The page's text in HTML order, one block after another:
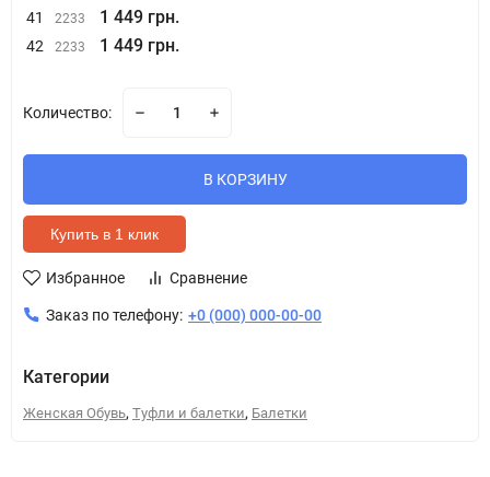
41 2233 1 449 грн.
42 2233 1 449 грн.
Количество:
В КОРЗИНУ
Купить в 1 клик
Избранное Сравнение
Заказ по телефону: +0 (000) 000-00-00
Категории
Женская Обувь, Туфли и балетки, Балетки